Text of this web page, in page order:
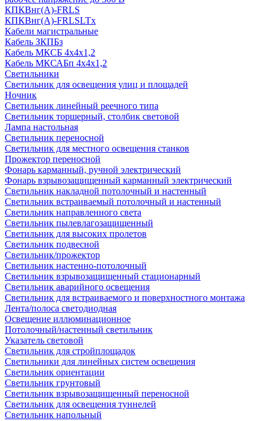
КПКВнг(A)-FRLS
КПКВнг(A)-FRLSLTx
Кабели магистральные
Кабель ЗКПБз
Кабель МКСБ 4х4х1,2
Кабель МКСАБп 4х4х1,2
Светильники
Светильник для освещения улиц и площадей
Ночник
Светильник линейный реечного типа
Светильник торшерный, столбик световой
Лампа настольная
Светильник переносной
Светильник для местного освещения станков
Прожектор переносной
Фонарь карманный, ручной электрический
Фонарь взрывозащищенный карманный электрический
Светильник накладной потолочный и настенный
Светильник встраиваемый потолочный и настенный
Светильник направленного света
Светильник пылевлагозащищенный
Светильник для высоких пролетов
Светильник подвесной
Светильник/прожектор
Светильник настенно-потолочный
Светильник взрывозащищенный стационарный
Светильник аварийного освещения
Светильник для встраиваемого и поверхностного монтажа
Лента/полоса светодиодная
Освещение иллюминационное
Потолочный/настенный светильник
Указатель световой
Светильник для стройплощадок
Светильники для линейных систем освещения
Светильник ориентации
Светильник грунтовый
Светильник взрывозащищенный переносной
Светильник для освещения туннелей
Светильник напольный